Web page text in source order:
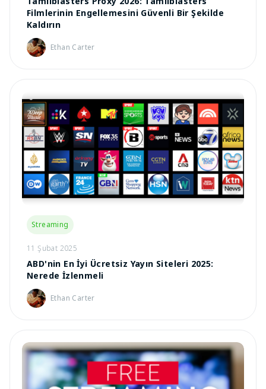
Filmlerinin Engellemesini Güvenli Bir Şekilde
Kaldırın
Ethan Carter
Streaming
11 Şubat 2025
ABD'nin En İyi Ücretsiz Yayın Siteleri 2025:
Nerede İzlenmeli
Ethan Carter